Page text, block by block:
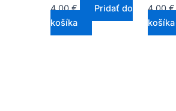
4,00€
Pridať do
košíka
4,00€
košíka